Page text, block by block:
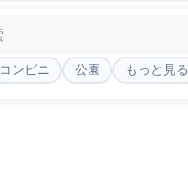
コンビニ 公園 もっと見る